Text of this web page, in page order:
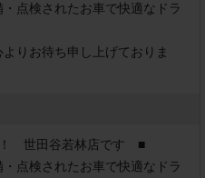
点検されたお車で快適なドラ
りお待ち申し上げておりま
　世田谷若林店です　■
点検されたお車で快適なドラ